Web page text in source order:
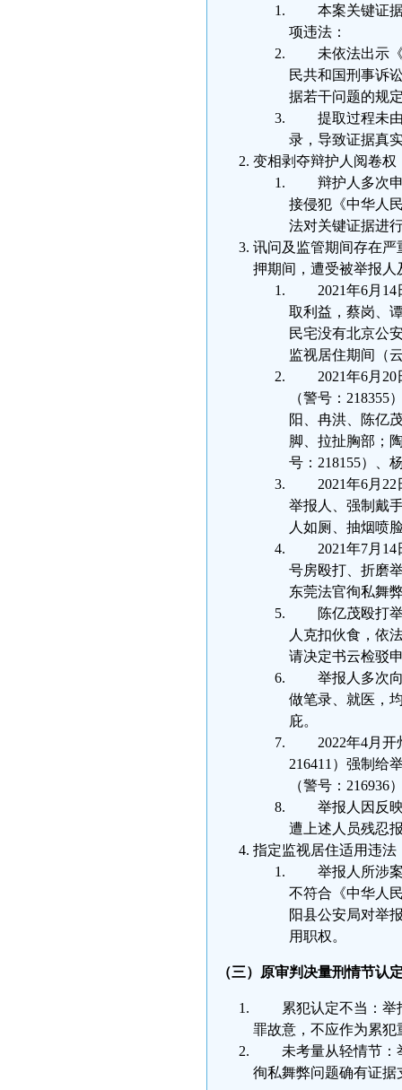
本案关键证
项违法：
未依法出示
民共和国刑事诉
据若干问题的规
提取过程未
录，导致证据真
变相剥夺辩护人阅卷权
辩护人多次
接侵犯《中华人
法对关键证据进
讯问及监管期间存在
押期间，遭受被举报
2021年6月
取利益，蔡岗、
民宅没有北京公
监视居住期间（
2021年6月
（警号：218355
阳、冉洪、陈亿
脚、拉扯胸部；
号：218155）、
2021年6月
举报人、强制戴
人如厕、抽烟喷
2021年7月
号房殴打、折磨
东莞法官徇私舞
陈亿茂殴打
人克扣伙食，依
请决定书云检驳
举报人多次
做笔录、就医，
庇。
2022年4月
216411）强制给
（警号：
举报人因反
遭上述人员残忍
指定监视居住适用违法
举报人所涉
不符合《中华人
阳县公安局对举
用职权。
（三）原审判决量刑情节认
累犯认定不当：
罪故意，不应作为累
未考量从轻情节
徇私舞弊问题确有证